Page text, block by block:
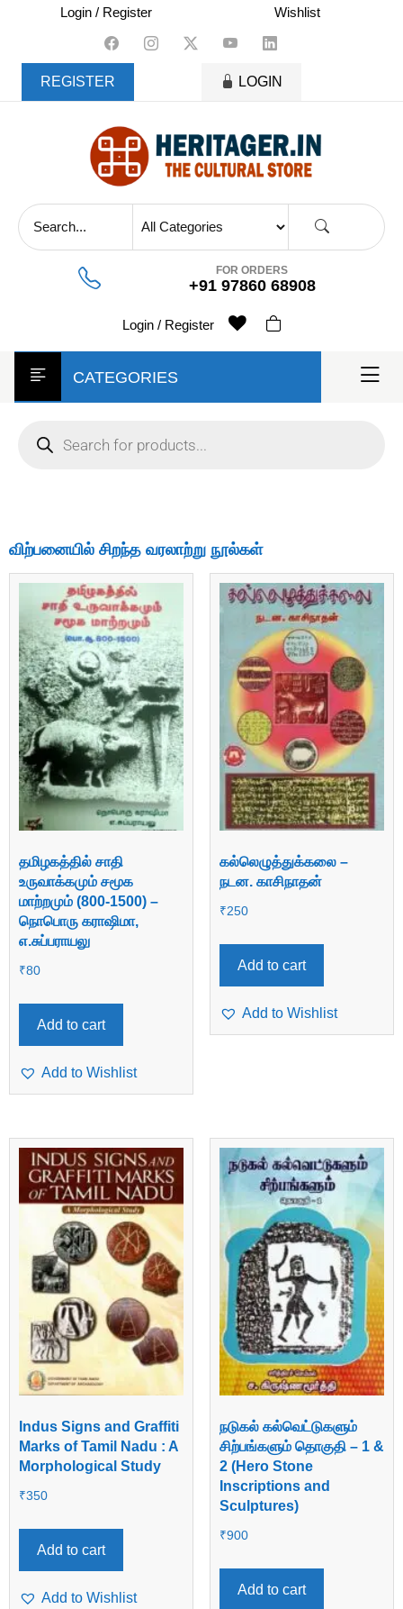
Login / Register Wishlist
REGISTER LOGIN
FOR ORDERS
+91 97860 68908
Login / Register
CATEGORIES
விற்பனையில் சிறந்த வரலாற்று நூல்கள்
தமிழகத்தில் சாதி
உருவாக்கமும் சமூக
மாற்றமும் (800-1500) –
நொபொரு கராஷிமா,
எ.சுப்பராயலு
₹80
Add to cart
Add to Wishlist
கல்லெழுத்துக்கலை –
நடன. காசிநாதன்
₹250
Add to cart
Add to Wishlist
Indus Signs and Graffiti
Marks of Tamil Nadu : A
Morphological Study
₹350
Add to cart
Add to Wishlist
நடுகல் கல்வெட்டுகளும்
சிற்பங்களும் தொகுதி – 1 &
2 (Hero Stone
Inscriptions and
Sculptures)
₹900
Add to cart